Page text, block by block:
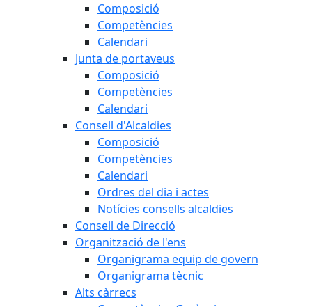
Composició
Competències
Calendari
Junta de portaveus
Composició
Competències
Calendari
Consell d'Alcaldies
Composició
Competències
Calendari
Ordres del dia i actes
Notícies consells alcaldies
Consell de Direcció
Organització de l'ens
Organigrama equip de govern
Organigrama tècnic
Alts càrrecs